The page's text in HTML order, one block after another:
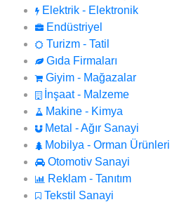
Elektrik - Elektronik
Endüstriyel
Turizm - Tatil
Gıda Firmaları
Giyim - Mağazalar
İnşaat - Malzeme
Makine - Kimya
Metal - Ağır Sanayi
Mobilya - Orman Ürünleri
Otomotiv Sanayi
Reklam - Tanıtım
Tekstil Sanayi